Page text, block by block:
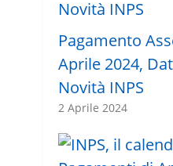
Pagamento
Aprile 2024,
Novità INPS
2 Aprile 2024